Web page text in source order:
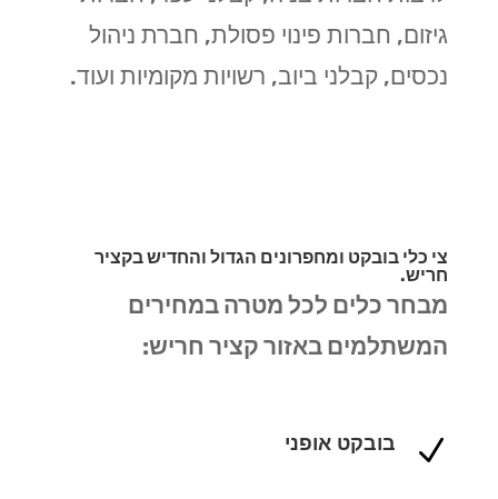
גיזום, חברות פינוי פסולת, חברת ניהול
נכסים, קבלני ביוב, רשויות מקומיות ועוד.
צי כלי בובקט ומחפרונים הגדול והחדיש בקציר
חריש.
מבחר כלים לכל מטרה במחירים
המשתלמים באזור קציר חריש:
N בובקט אופני